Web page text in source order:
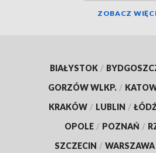
ZOBACZ
BIAŁYSTOK /
GORZÓW WLKP. /
KRAKÓW / LUBLIN /
OPOLE / POZNAŃ /
SZCZECIN / WARSZAWA